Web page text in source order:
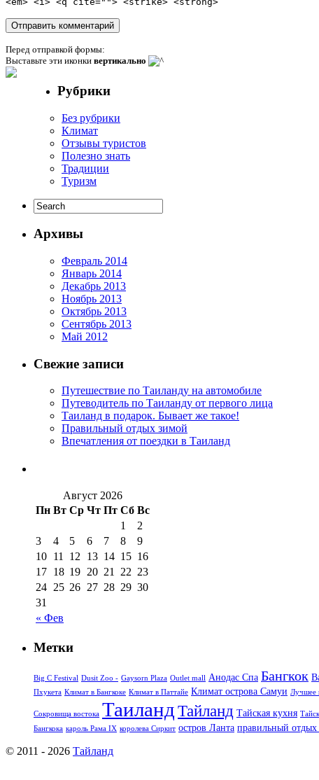
Перед отправкой формы:
Выставьте эти иконки вертикально
Рубрики
Без рубрики
Климат
Отзывы туристов
Полезно знать
Традиции
Туризм
Архивы
Февраль 2014
Январь 2014
Декабрь 2013
Ноябрь 2013
Октябрь 2013
Сентябрь 2013
Май 2012
Свежие записи
Путешествие по Таиланду на автомобиле
Путеводитель по Таиланду от первого лица
Таиланд в подарок. Бывает же такое!
Правильный отдых зимой
Впечатления от поездки в Таиланд
Август 2026
Пн Вт Ср Чт Пт Сб Вс
« Фев
1
2
3
4 5 6 7 8
9
10 11 12 13 14 15 16
17 18 19 20 21 22 23
24 25 26 27 28 29 30
31
Метки
Big C Festival Dusit Zoo - Gaysorn Plaza Outlet mall Анодас Спа Бангкок
Пхукета Климат в Бангкоке Климат в Паттайе Климат острова Самуи Лучшее
Сокровища востока ТаиландТайланд Тайская кухня
Бангкока кароль Рама IX королева Сиркит остров Ланта правильный
© 2011 - 2026 Тайланд